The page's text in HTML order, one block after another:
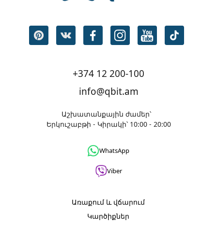
+374 12 200-100
info@qbit.am
Աշխատանքային ժամեր՝
Երկուշաբթի - Կիրակի՝ 10:00 - 20:00
WhatsApp
Viber
Առաքում և վճարում
Կարծիքներ